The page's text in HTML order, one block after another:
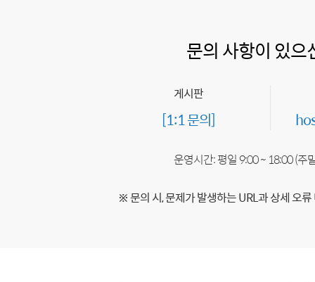
문의 사항이 있으
게시판
[1:1 문의]
운영시간: 평일 9:00 ~ 18:00 (주
※ 문의 시, 문제가 발생하는 URL과 상세 오